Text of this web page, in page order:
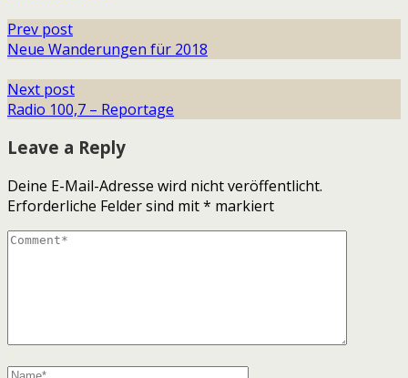
Prev post
Neue Wanderungen für 2018
Next post
Radio 100,7 – Reportage
Leave a Reply
Deine E-Mail-Adresse wird nicht veröffentlicht.
Erforderliche Felder sind mit* markiert